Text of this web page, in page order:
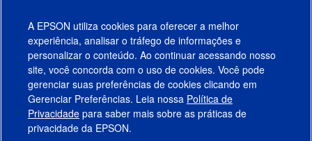
Produtos
Suporte
A EPSON utiliza cookies para oferecer a melhor
experiência, analisar o tráfego de informações e
personalizar o conteúdo. Ao continuar acessando nosso
site, você concorda com o uso de cookies. Você pode
gerenciar suas preferências de cookies clicando em
Gerenciar Preferências. Leia nossa Política de
Privacidade para saber mais sobre as práticas de
privacidade da EPSON.